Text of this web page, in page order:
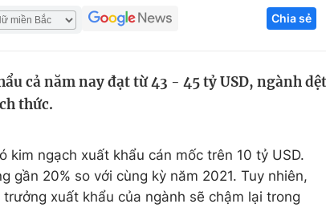
Giáo dục
Học trực tuyến
Công nghệ
Sản phẩm
Tư vấn
Chia sẻ
cả năm nay đạt từ 43 - 45 tỷ USD, ngành dệt
thức.
kim ngạch xuất khẩu cán mốc trên 10 tỷ USD.
gần 20% so với cùng kỳ năm 2021. Tuy nhiên,
xuất khẩu của ngành sẽ chậm lại trong